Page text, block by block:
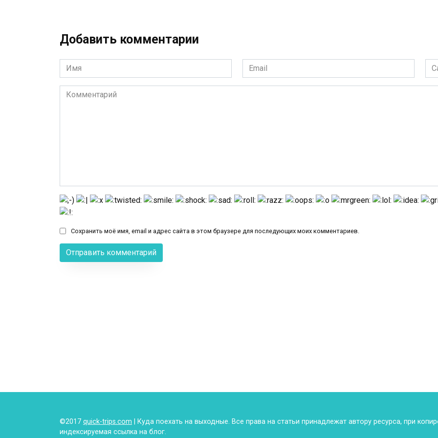
Добавить комментарии
Имя
*
Email
*
Комментарий
Сохранить моё имя, email и адрес сайта в этом браузере для последующих моих комментариев.
©2017 quick-trips.com | Куда поехать на выходные. Все права на статьи принадлежат автору ресурса, при
индексируемая ссылка на блог.